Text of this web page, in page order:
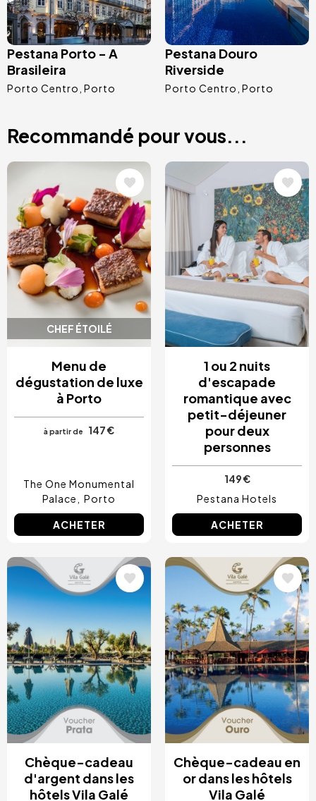
Pestana Porto - A
Brasileira
Porto Centro Porto
Pestana Douro
Riverside
Porto Centro Porto
Recommandé pour vous...
CHEF ÉTOILÉ
Image
Menu de
dégustation de luxe
à Porto
à partir de 147 €
The One Monumental
Palace
Porto
ACHETER
Image
1 ou 2 nuits
d'escapade
romantique avec
petit-déjeuner
pour deux
personnes
149 €
Pestana Hotels
ACHETER
Image
Chèque-cadeau
d'argent dans les
hôtels Vila Galé
Image
Chèque-cadeau en
or dans les hôtels
Vila Galé